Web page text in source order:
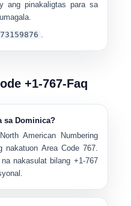
ang pinakaligtas para sa
.
+1-767-Faq
sa Dominica?
North American Numbering
nakatuon Area Code 767.
nakasulat bilang +1-767